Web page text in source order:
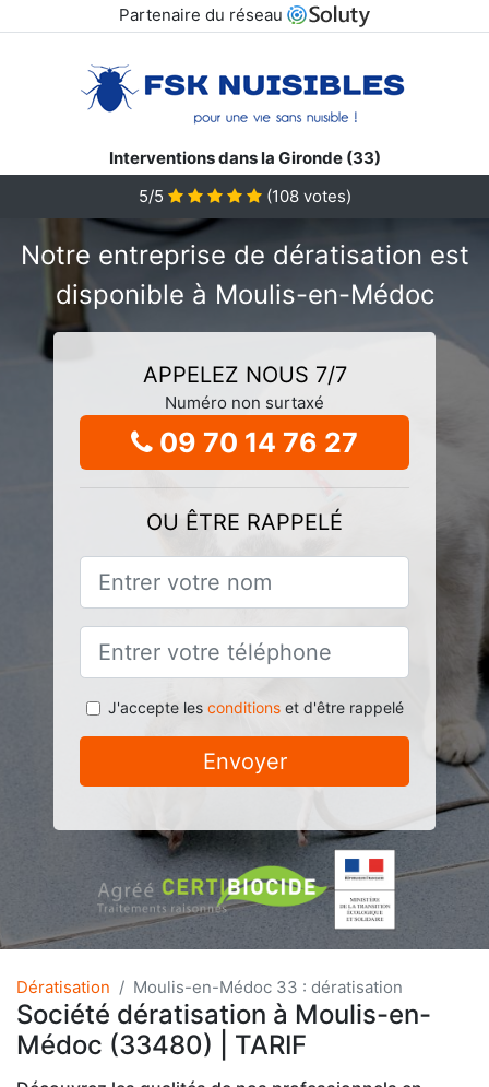
Partenaire du réseau
Interventions dans la Gironde (33)
5/5
(108votes)
Notre entreprise de dératisation est
disponible à Moulis-en-Médoc
APPELEZ NOUS 7/7
Numéro non surtaxé
09 70 14 76 27
OU ÊTRE RAPPELÉ
J'accepte les conditionset d'être rappelé
Envoyer
Dératisation Moulis-en-Médoc 33 : dératisation
Société dératisation à Moulis-en-
Médoc (33480) | TARIF